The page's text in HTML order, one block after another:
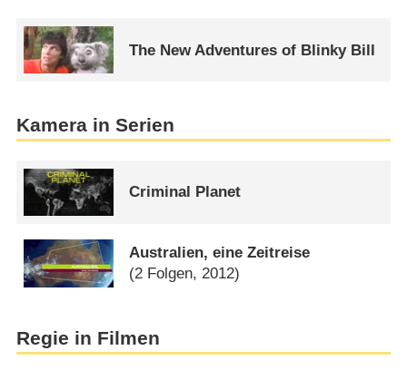
The New Adventures of Blinky Bill
Kamera in Serien
Criminal Planet
Australien, eine Zeitreise
(2 Folgen, 2012)
Regie in Filmen